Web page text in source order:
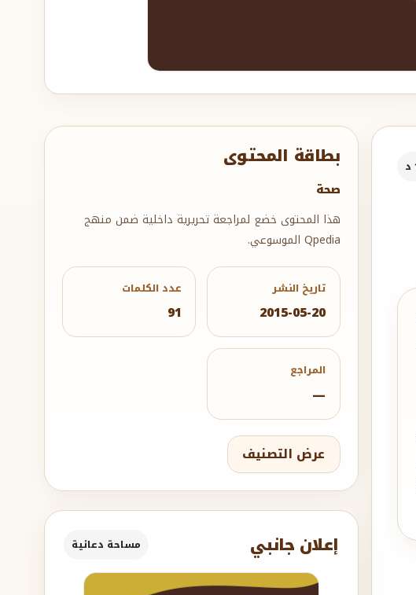
بطاقة المحتوى
صحة
هذا المحتوى خضع لمراجعة تحريرية داخلية ضمن منهج
Qpedia الموسوعي.
تاريخ النشر
2015-05-20
عدد الكلمات
91
المراجع
—
عرض التصنيف
إعلان جانبي مساحة دعائية